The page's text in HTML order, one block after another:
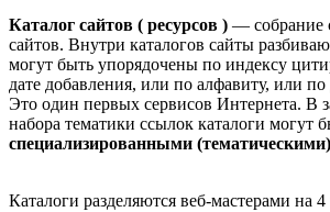
Каталог сайтов ( ресурсов ) — собрание
сайтов. Внутри каталогов сайты
могут быть упорядочены по индексу
дате добавления, или по алфавиту, или
Это один первых сервисов Интернета. В
набора тематики ссылок каталоги могут
специализированными
Каталоги разделяются веб-мастерами на